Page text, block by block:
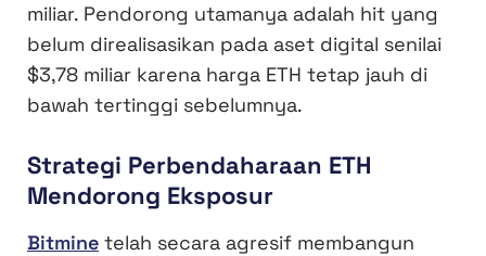
miliar. Pendorong utamanya adalah hit yang
belum direalisasikan pada aset digital senilai
$3,78 miliar karena harga ETH tetap jauh di
bawah tertinggi sebelumnya.
Strategi Perbendaharaan ETH
Mendorong Eksposur
Bitmine telah secara agresif membangun